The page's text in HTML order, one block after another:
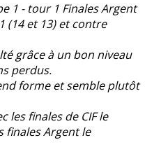
1 - tour 1 Finales Argent
(14 et 13) et contre
grâce à un bon niveau
perdus.
forme et semble plutôt
les finales de CIF le
finales Argent le